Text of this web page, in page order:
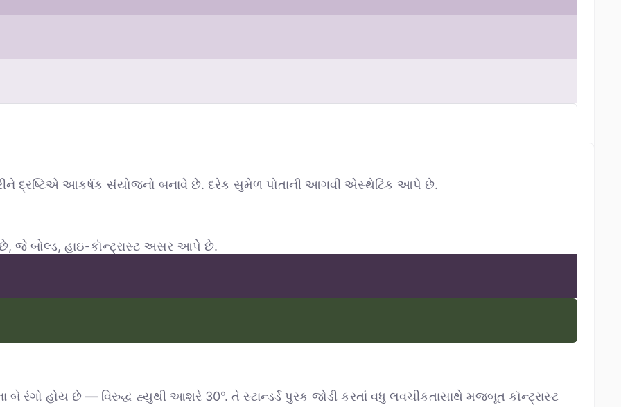
દ્રષ્ટિએ આકર્ષક સંયોજનો બનાવે છે. દરેક સુમેળ પોતાની આગવી એસ્થેટિક આપે છે.
છે, જે બોલ્ડ, હાઇ-કૉન્ટ્રાસ્ટ અસર આપે છે.
રંગો હોય છે — વિરુદ્ધ હ્યુથી આશરે 30°. તે સ્ટાન્ડર્ડ પુરક જોડી કરતાં વધુ લવચીકતાસાથે મજબૂત કૉન્ટ્રાસ્ટ